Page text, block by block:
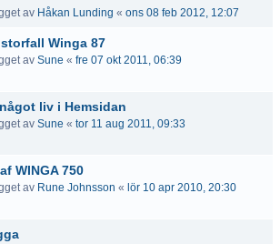
av Håkan Lunding « ons 08 feb 2012, 12:07
Winga 87
av Sune « fre 07 okt 2011, 06:39
liv i Hemsidan
av Sune « tor 11 aug 2011, 09:33
WINGA 750
av Rune Johnsson « lör 10 apr 2010, 20:30